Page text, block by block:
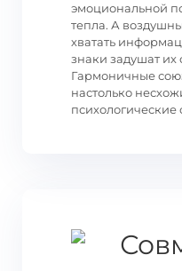
эмоциональной
тепла. А
хватать
знаки задушат
Гармоничные
настолько
психологические